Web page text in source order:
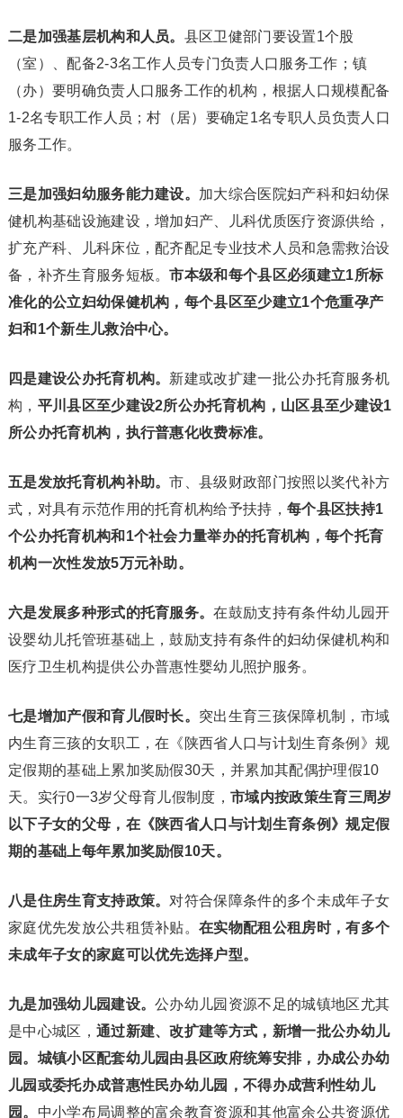
二是加强基层机构和人员。 县区卫健部门要设置1个股
（室）、配备2-3名工作人员专门负责人口服务工作；镇
（办）要明确负责人口服务工作的机构，根据人口规模配备
1-2名专职工作人员；村（居）要确定1名专职人员负责人口
服务工作。
三是加强妇幼服务能力建设。 加大综合医院妇产科和妇幼保
健机构基础设施建设，增加妇产、儿科优质医疗资源供给，
扩充产科、儿科床位，配齐配足专业技术人员和急需救治设
备，补齐生育服务短板。市本级和每个县区必须建立1所标
准化的公立妇幼保健机构，每个县区至少建立1个危重孕产
妇和1个新生儿救治中心。
四是建设公办托育机构。 新建或改扩建一批公办托育服务机
构， 平川县区至少建设2所公办托育机构，山区县至少建设1
所公办托育机构，执行普惠化收费标准。
五是发放托育机构补助。市、县级财政部门按照以奖代补方
式，对具有示范作用的托育机构给予扶持，每个县区扶持1
个公办托育机构和1个社会力量举办的托育机构，每个托育
机构一次性发放5万元补助。
六是发展多种形式的托育服务。在鼓励支持有条件幼儿园开
设婴幼儿托管班基础上，鼓励支持有条件的妇幼保健机构和
医疗卫生机构提供公办普惠性婴幼儿照护服务。
七是增加产假和育儿假时长。 突出生育三孩保障机制，市域
内生育三孩的女职工，在《陕西省人口与计划生育条例》规
定假期的基础上累加奖励假30天，并累加其配偶护理假10
天。实行0一3岁父母育儿假制度，市域内按政策生育三周岁
以下子女的父母，在《陕西省人口与计划生育条例》规定假
期的基础上每年累加奖励假10天。
八是住房生育支持政策。 对符合保障条件的多个未成年子女
家庭优先发放公共租赁补贴。在实物配租公租房时，有多个
未成年子女的家庭可以优先选择户型。
九是加强幼儿园建设。公办幼儿园资源不足的城镇地区尤其
是中心城区， 通过新建、改扩建等方式，新增一批公办幼儿
园。 城镇小区配套幼儿园由县区政府统筹安排，办成公办幼
儿园或委托办成普惠性民办幼儿园，不得办成营利性幼儿
园。 中小学布局调整的富余教育资源和其他富余公共资源优